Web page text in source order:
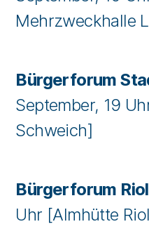
Mehrzweckhalle
Bürgerforum
September, 19
Schweich]
Bürgerforum
Uhr [Almhütte